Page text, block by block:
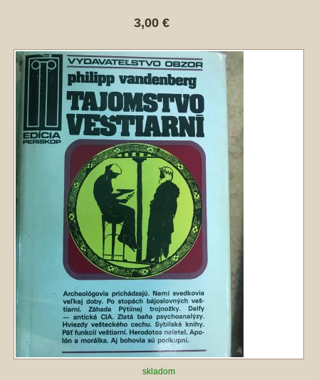
3,00 €
skladom